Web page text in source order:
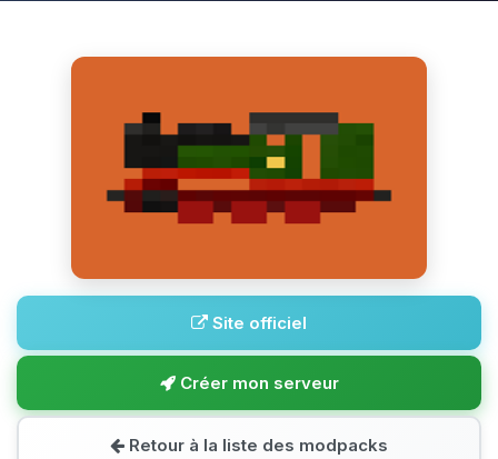
Site officiel
Créer mon serveur
Retour à la liste des modpacks